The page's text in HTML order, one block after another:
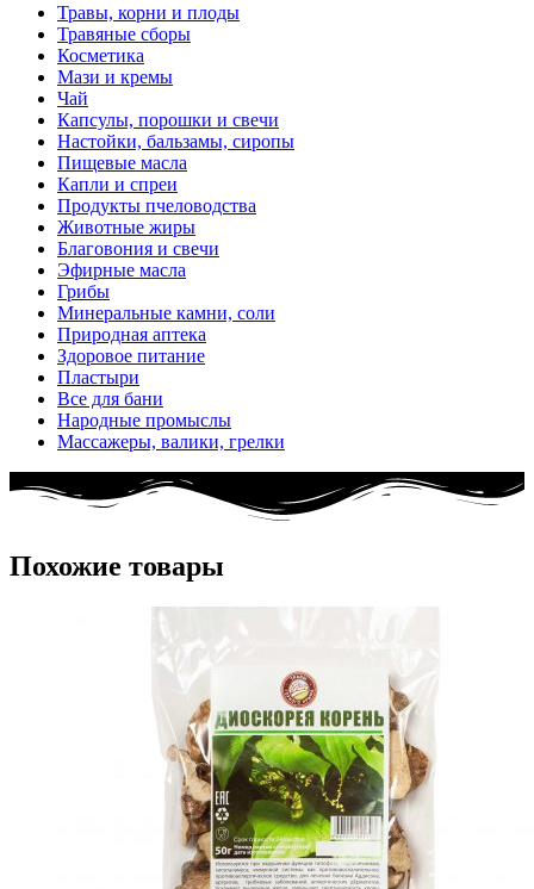
Травы, корни и плоды
Травяные сборы
Косметика
Мази и кремы
Чай
Капсулы, порошки и свечи
Настойки, бальзамы, сиропы
Пищевые масла
Капли и спреи
Продукты пчеловодства
Животные жиры
Благовония и свечи
Эфирные масла
Грибы
Минеральные камни, соли
Природная аптека
Здоровое питание
Пластыри
Все для бани
Народные промыслы
Массажеры, валики, грелки​
Похожие товары